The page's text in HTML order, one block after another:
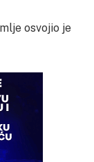
osvojio je